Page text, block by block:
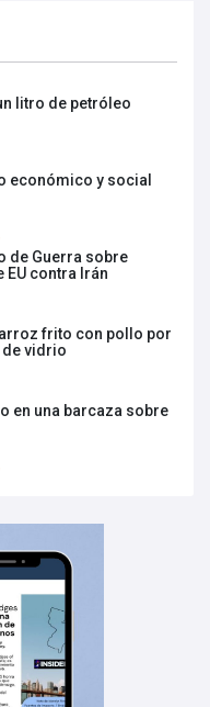
litro de petróleo
económico y social
de Guerra sobre
EU contra Irán
frito con pollo por
vidrio
en una barcaza sobre